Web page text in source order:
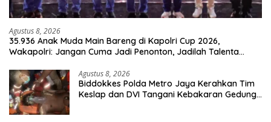
Agustus 8, 2026
35.936 Anak Muda Main Bareng di Kapolri Cup 2026,
Wakapolri: Jangan Cuma Jadi Penonton, Jadilah Talenta
Agustus 8, 2026
Biddokkes Polda Metro Jaya Kerahkan Tim
Keslap dan DVI Tangani Kebakaran Gedung